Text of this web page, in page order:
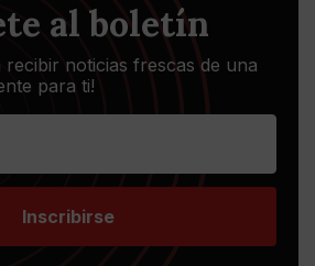
al boletín
recibir noticias frescas de una
para ti!
Inscribirse